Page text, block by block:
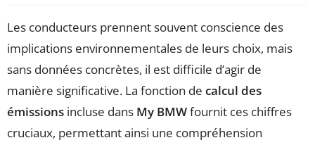
Les conducteurs prennent souvent conscience des
implications environnementales de leurs choix, mais
sans données concrètes, il est difficile d’agir de
manière significative. La fonction de calcul des
émissions incluse dans My BMWfournit ces chiffres
cruciaux, permettant ainsi une compréhension